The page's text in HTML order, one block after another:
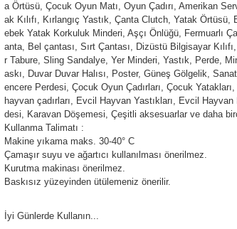
a Örtüsü, Çocuk Oyun Matı, Oyun Çadırı, Amerikan
ak Kılıfı, Kırlangıç Yastık, Çanta Clutch, Yatak
ebek Yatak Korkuluk Minderi, Aşçı Önlüğü, Fermuarlı
anta, Bel çantası, Sırt Çantası, Dizüstü Bilgisayar Kılıfı,
r Tabure, Sling Sandalye, Yer Minderi, Yastık, Perde,
askı, Duvar Duvar Halısı, Poster, Güneş Gölgelik,
encere Perdesi, Çocuk Oyun Çadırları, Çocuk
hayvan çadırları, Evcil Hayvan Yastıkları, Evcil
desi, Karavan Döşemesi, Çeşitli aksesuarlar ve daha
Kullanma Talimatı :
Makine yıkama maks. 30-40° C
Çamaşır suyu ve ağartıcı kullanılması önerilmez.
Kurutma makinası önerilmez.
Baskısız yüzeyinden ütülemeniz önerilir.
İyi Günlerde Kullanın...